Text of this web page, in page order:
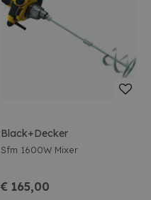
Black+Decker
Sfm 1600W Mixer
€ 165,00